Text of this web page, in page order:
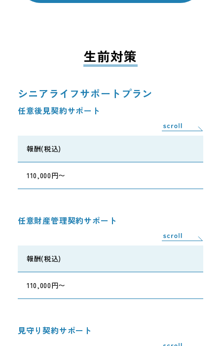
生前対策
シニアライフサポートプラン
任意後見契約サポート
報酬(税込)
110,000円〜
任意財産管理契約サポート
報酬(税込)
110,000円〜
見守り契約サポート